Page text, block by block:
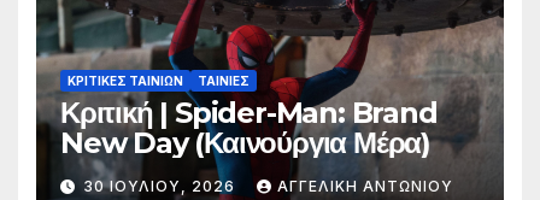
ΚΡΙΤΙΚΕΣ ΤΑΙΝΙΩΝ ΤΑΙΝΙΕΣ
Κριτική | Spider-Man: Brand
New Day (Καινούργια Μέρα)
30 ΙΟΥΛΊΟΥ, 2026 ΑΓΓΕΛΙΚΉ ΑΝΤΩΝΊΟΥ